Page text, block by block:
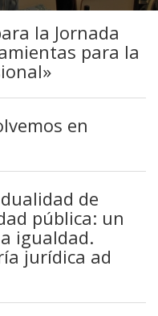
la Jornada
para la
en
de
pública: un
igualdad.
jurídica ad